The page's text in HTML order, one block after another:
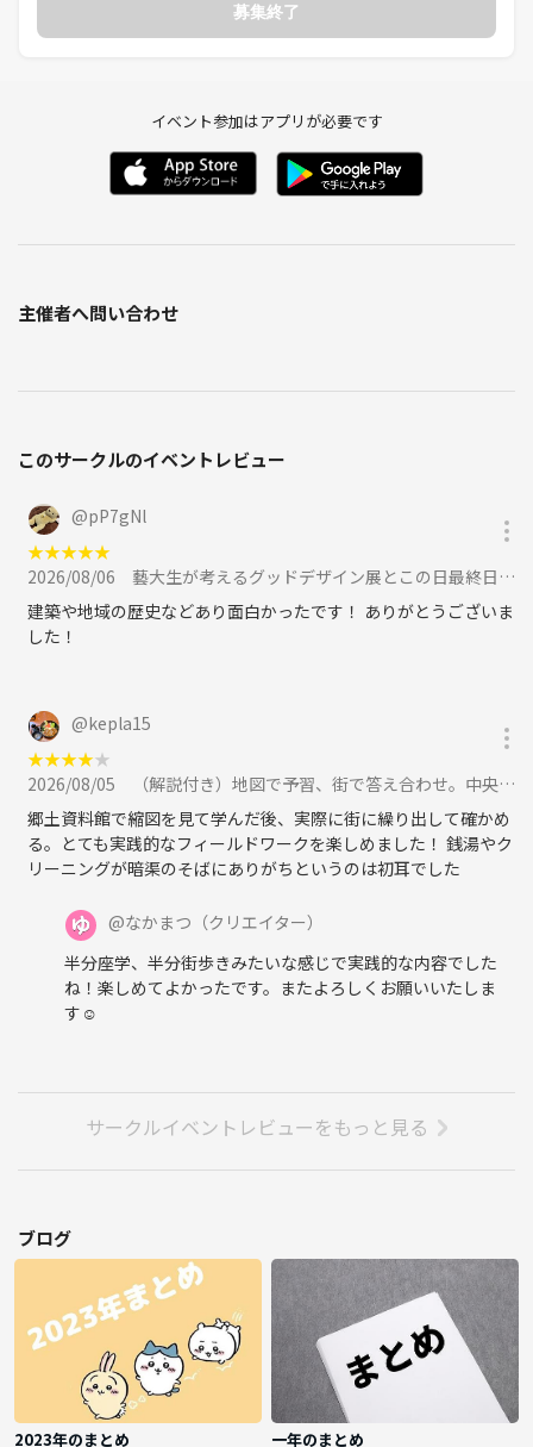
募集終了
イベント参加はアプリが必要です
主催者へ問い合わせ
このサークルのイベントレビュー
@pP7gNl
★★★★★
2026/08/06
藝大生が考えるグッドデザイン展とこの日最終日の「NIGHT PARK & PLAYGROUND YURAKUCHO」に参加
建築や地域の歴史などあり面白かったです！ ありがとうございま
した！
@kepla15
★★★★★
2026/08/05
（解説付き）地図で予習、街で答え合わせ。中央区の昔と今をつなぐ歴史散歩に参加
郷土資料館で縮図を見て学んだ後、実際に街に繰り出して確かめ
る。とても実践的なフィールドワークを楽しめました！ 銭湯やク
リーニングが暗渠のそばにありがちというのは初耳でした
@なかまつ （クリエイター）
半分座学、半分街歩きみたいな感じで実践的な内容でした
ね！楽しめてよかったです。またよろしくお願いいたしま
す☺
サークルイベントレビューをもっと見る
ブログ
2023年のまとめ 一年のまとめ